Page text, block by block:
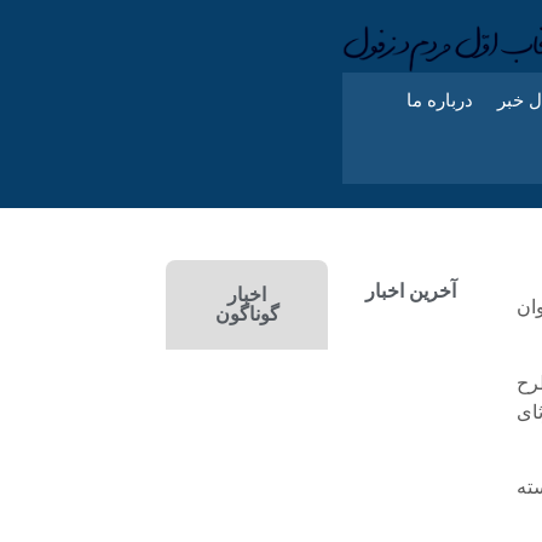
خبر درباره ما
آخرین اخبار
اخبار
گوناگون